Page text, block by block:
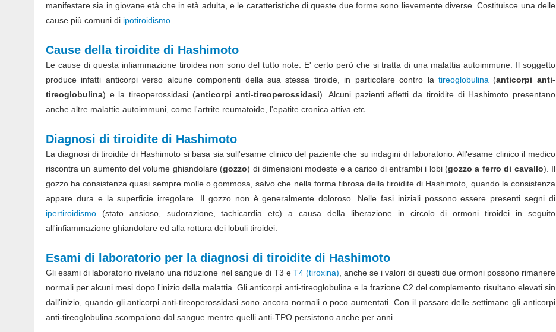
manifestare sia in giovane età che in età adulta, e le caratteristiche di queste due forme sono lievemente diverse. Costituisce una delle
cause più comuni di ipotiroidismo
Cause della tiroidite di Hashimoto
Le cause di questa infiammazione tiroidea non sono del tutto note. E' certo però che si tratta di una malattia autoimmune. Il soggetto
produce infatti anticorpi verso alcune componenti della sua stessa tiroide, in particolare contro latireoglobulina (anticorpi anti-
tireoglobulina) e la tireoperossidasi (anticorpi anti-tireoperossidasi). Alcuni pazienti affetti da tiroidite di Hashimoto presentano
anche altre malattie autoimmuni, come l'artrite reumatoide, l'epatite cronica attiva etc.
Diagnosi di tiroidite di Hashimoto
La diagnosi di tiroidite di Hashimoto si basa sia sull'esame clinico del paziente che su indagini di laboratorio. All'esame clinico il medico
riscontra un aumento del volume ghiandolare (gozzo) di dimensioni modeste e a carico di entrambi i lobi (gozzo a ferro di cavallo). Il
gozzo ha consistenza quasi sempre molle o gommosa, salvo che nella forma fibrosa della tiroidite di Hashimoto, quando la consistenza
appare dura e la superficie irregolare. Il gozzo non è generalmente doloroso. Nelle fasi iniziali possono essere presenti segni di
ipertiroidismo (stato ansioso, sudorazione, tachicardia etc) a causa della liberazione in circolo di ormoni tiroidei in seguito
all'infiammazione ghiandolare ed alla rottura dei lobuli tiroidei.
Esami di laboratorio per la diagnosi di tiroidite di Hashimoto
Gli esami di laboratorio rivelano una riduzione nel sangue di T3 e T4 (tiroxina) , anche se i valori di questi due ormoni possono rimanere
normali per alcuni mesi dopo l'inizio della malattia. Gli anticorpi anti-tireoglobulina e la frazione C2 del complemento risultano elevati sin
dall'inizio, quando gli anticorpi anti-tireoperossidasi sono ancora normali o poco aumentati. Con il passare delle settimane gli anticorpi
anti-tireoglobulina scompaiono dal sangue mentre quelli anti-TPO persistono anche per anni.